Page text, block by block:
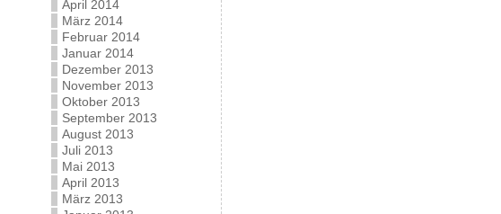
April 2014
März 2014
Februar 2014
Januar 2014
Dezember 2013
November 2013
Oktober 2013
September 2013
August 2013
Juli 2013
Mai 2013
April 2013
März 2013